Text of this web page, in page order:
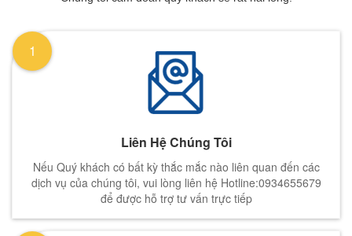
Liên Hệ Chúng Tôi
Nếu Quý khách có bất kỳ thắc mắc nào liên quan đến các
dịch vụ của chúng tôi, vui lòng liên hệ Hotline:0934655679
để được hỗ trợ tư vấn trực tiếp
1